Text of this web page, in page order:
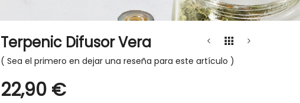
Terpenic Difusor Vera
Sea el primero en dejar una reseña para este artículo
22,90 €